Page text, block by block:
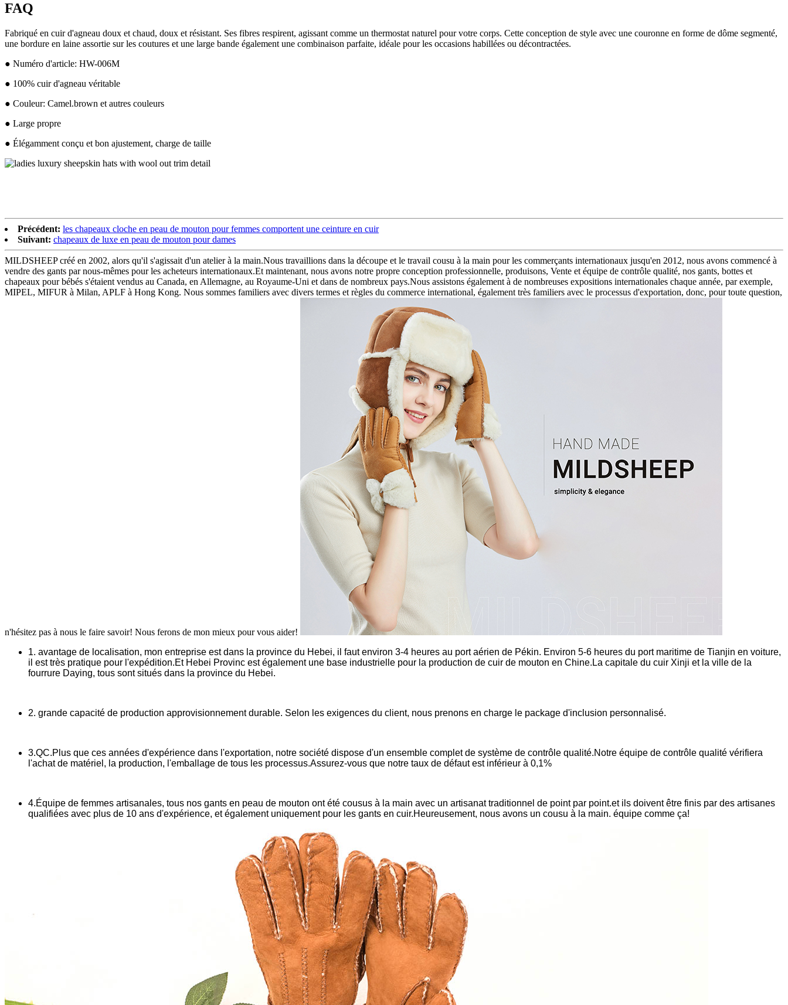
FAQ
Fabriqué en cuir d'agneau doux et chaud, doux et résistant. Ses fibres respirent, agissant comme un thermostat naturel pour votre corps. Cette conception de style avec une couronne en forme de dôme segmenté,
une bordure en laine assortie sur les coutures et une large bande également une combinaison parfaite, idéale pour les occasions habillées ou décontractées.
● Numéro d'article: HW-006M
● 100% cuir d'agneau véritable
● Couleur: Camel.brown et autres couleurs
● Large propre
● Élégamment conçu et bon ajustement, charge de taille
Précédent: les chapeaux cloche en peau de mouton pour femmes comportent une ceinture en cuir
Suivant: chapeaux de luxe en peau de mouton pour dames
MILDSHEEP créé en 2002, alors qu'il s'agissait d'un atelier à la main.Nous travaillions dans la découpe et le travail cousu à la main pour les commerçants internationaux jusqu'en 2012, nous avons commencé à
vendre des gants par nous-mêmes pour les acheteurs internationaux.Et maintenant, nous avons notre propre conception professionnelle, produisons, Vente et équipe de contrôle qualité, nos gants, bottes et
chapeaux pour bébés s'étaient vendus au Canada, en Allemagne, au Royaume-Uni et dans de nombreux pays.Nous assistons également à de nombreuses expositions internationales chaque année, par exemple,
MIPEL, MIFUR à Milan, APLF à Hong Kong. Nous sommes familiers avec divers termes et règles du commerce international, également très familiers avec le processus d'exportation, donc, pour toute question,
n'hésitez pas à nous le faire savoir! Nous ferons de mon mieux pour vous aider!
1. avantage de localisation, mon entreprise est dans la province du Hebei, il faut environ 3-4 heures au port aérien de Pékin. Environ 5-6 heures du port maritime de Tianjin en voiture,
il est très pratique pour l'expédition.Et Hebei Provinc est également une base industrielle pour la production de cuir de mouton en Chine.La capitale du cuir Xinji et la ville de la
fourrure Daying, tous sont situés dans la province du Hebei.
2. grande capacité de production approvisionnement durable. Selon les exigences du client, nous prenons en charge le package d'inclusion personnalisé.
3.QC.Plus que ces années d'expérience dans l'exportation, notre société dispose d'un ensemble complet de système de contrôle qualité.Notre équipe de contrôle qualité vérifiera
l'achat de matériel, la production, l'emballage de tous les processus.Assurez-vous que notre taux de défaut est inférieur à 0,1%
4.Équipe de femmes artisanales, tous nos gants en peau de mouton ont été cousus à la main avec un artisanat traditionnel de point par point.et ils doivent être finis par des artisanes
qualifiées avec plus de 10 ans d'expérience, et également uniquement pour les gants en cuir.Heureusement, nous avons un cousu à la main. équipe comme ça!